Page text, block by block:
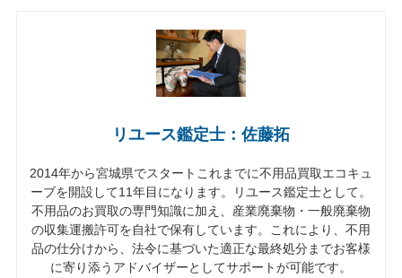
リユース鑑定士：佐藤拓
2014年から宮城県でスタートこれまでに不用品買取エコキュ
ーブを開設して11年目になります。リユース鑑定士として。
不用品のお買取の専門知識に加え、産業廃棄物・一般廃棄物
の収集運搬許可を自社で保有しています。これにより、不用
品の仕分けから、法令に基づいた適正な最終処分までお客様
に寄り添うアドバイザーとしてサポートが可能です。